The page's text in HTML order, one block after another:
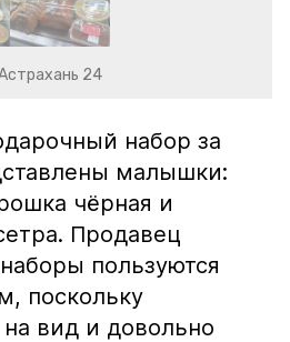
24
набор за
малышки:
чёрная и
Продавец
пользуются
поскольку
вид и довольно